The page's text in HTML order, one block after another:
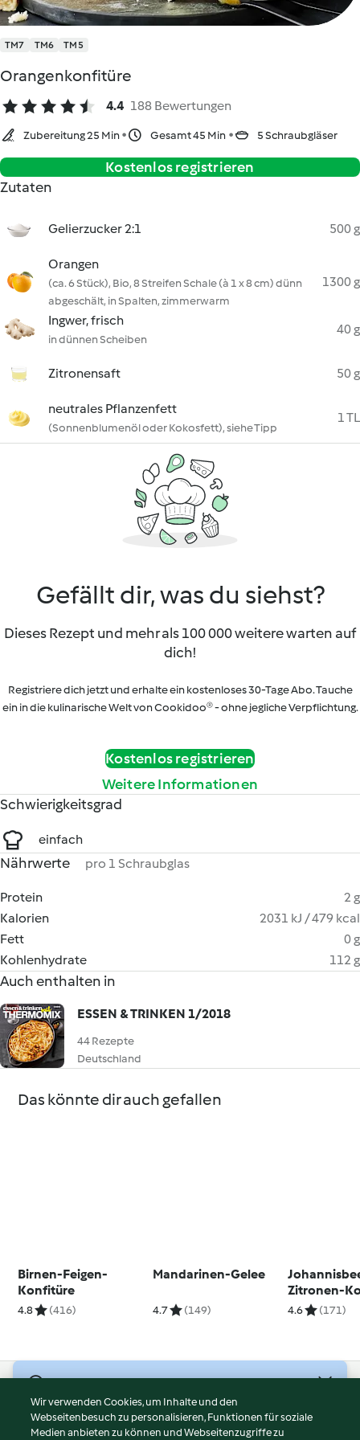
TM7 TM6 TM5
Orangenkonfitüre
4.4 188 Bewertungen
Zubereitung 25 Min Gesamt 45 Min 5 Schraubgläser
Kostenlos registrieren
Zutaten
Gelierzucker 2:1 500 g
Orangen
(ca. 6 Stück), Bio, 8 Streifen Schale (à 1 x 8 cm) dünn
abgeschält, in Spalten, zimmerwarm
1300 g
Ingwer, frisch
in dünnen Scheiben
40 g
Zitronensaft 50 g
neutrales Pflanzenfett
(Sonnenblumenöl oder Kokosfett), siehe Tipp
1 TL
Gefällt dir, was du siehst?
Dieses Rezept und mehr als 100 000 weitere warten auf
dich!
Registriere dich jetzt und erhalte ein kostenloses 30-Tage Abo. Tauche
ein in die kulinarische Welt von Cookidoo® - ohne jegliche Verpflichtung.
Kostenlos registrieren
Weitere Informationen
Schwierigkeitsgrad
einfach
Nährwerte pro 1 Schraubglas
Protein
2 g
Kalorien
2031 kJ / 479 kcal
Fett
0 g
Kohlenhydrate
112 g
Auch enthalten in
ESSEN & TRINKEN 1/2018
44 Rezepte
Deutschland
Das könnte dir auch gefallen
Birnen-Feigen-
Konfitüre
4.8 (416)
Mandarinen-Gelee
4.7 (149)
Zitronen-
4.6 (171)
Nutzungsbedingungen
Wir verwenden Cookies, um Inhalte und den
Webseitenbesuch zu personalisieren, Funktionen für soziale
Medien anbieten zu können und Webseitenzugriffe zu